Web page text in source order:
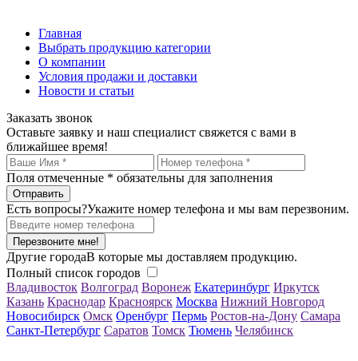
Главная
Выбрать продукцию категории
О компании
Условия продажи и доставки
Новости и статьи
Заказать звонок
Оставьте заявку и наш специалист свяжется с вами в
ближайшее время!
Поля отмеченные * обязательны для заполнения
Есть вопросы?Укажите номер телефона и мы вам перезвоним.
Перезвоните мне!
Другие городаВ которые мы доставляем продукцию.
Полный список городов
Владивосток Волгоград Воронеж Екатеринбург Иркутск
Казань Краснодар Красноярск Москва Нижний Новгород
Новосибирск Омск Оренбург Пермь Ростов-на-Дону Самара
Санкт-Петербург Саратов Томск Тюмень Челябинск